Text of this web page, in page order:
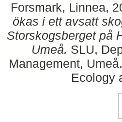
Forsmark, Linnea,
ökas i ett avsatt
Storskogsberget på
Umeå. SLU,
Management,
Ecology